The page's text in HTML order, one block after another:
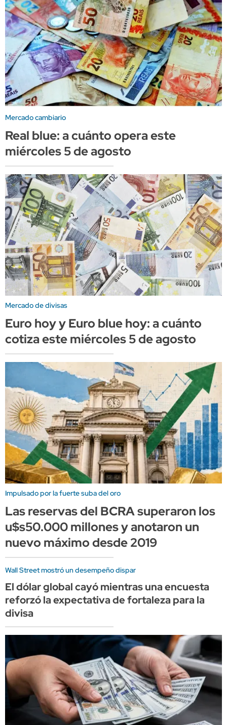
Mercado cambiario
Real blue: a cuánto opera este
miércoles 5 de agosto
Mercado de divisas
Euro hoy y Euro blue hoy: a cuánto
cotiza este miércoles 5 de agosto
Impulsado por la fuerte suba del oro
Las reservas del BCRA superaron los
u$s50.000 millones y anotaron un
nuevo máximo desde 2019
Wall Street mostró un desempeño dispar
El dólar global cayó mientras una encuesta
reforzó la expectativa de fortaleza para la
divisa